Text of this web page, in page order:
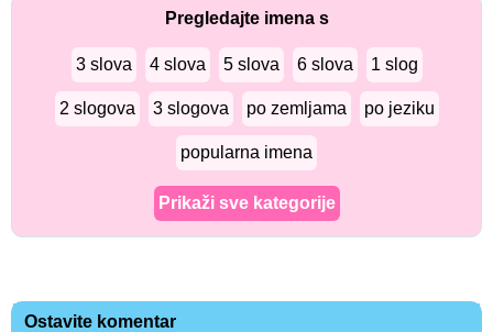
Pregledajte imena s
3 slova 4 slova 5 slova 6 slova 1 slog
2 slogova 3 slogova po zemljama po jeziku
popularna imena
Prikaži sve kategorije
Ostavite komentar